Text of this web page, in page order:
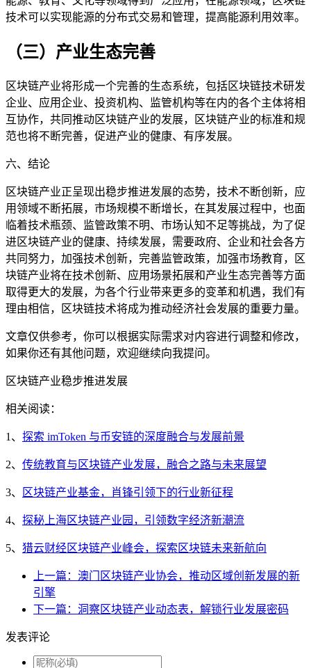
技术可以实现能源的分布式交易和管理，提高能源利用效率。
（三）产业生态完善
区块链产业将形成一个完善的生态系统，包括区块链技术研发
企业、应用企业、投资机构、监管机构等在内的各个主体将相
互协作，共同推动区块链产业的发展，区块链产业的标准和规
范也将不断完善，促进产业的健康、有序发展。
六、结论
区块链产业正呈现出稳步推进发展的态势，技术不断创新，应
用领域不断拓展，市场规模不断增长，在其发展过程中，也面
临着技术瓶颈、监管政策不明、市场认知不足等挑战，为了促
进区块链产业的健康、持续发展，需要政府、企业和社会各方
共同努力，加强技术创新，完善监管政策，加强市场教育，区
块链产业将在技术创新、应用场景拓展和产业生态完善等方面
取得更大的发展，为各个行业带来更多的变革和机遇，我们有
理由相信，区块链技术将成为推动经济社会发展的重要力量。
文章仅供参考，你可以根据实际需求对内容进行调整和修改，
如果你还有其他问题，欢迎继续向我提问。
区块链产业稳步推进发展
相关阅读：
1、 探索 imToken 与币安链的深度融合与发展前景
2、 传统教育与区块链产业发展，融合之路与未来展望
3、 区块链产业基金，肖锋引领下的行业新征程
4、 探秘上海区块链产业园，引领数字经济新潮流
5、 猎云财经区块链产业峰会，探索区块链未来新航向
上一篇：澳门区块链产业协会，推动区域创新发展的新
引擎
下一篇：洞察区块链产业动态表，解锁行业发展密码
发表评论